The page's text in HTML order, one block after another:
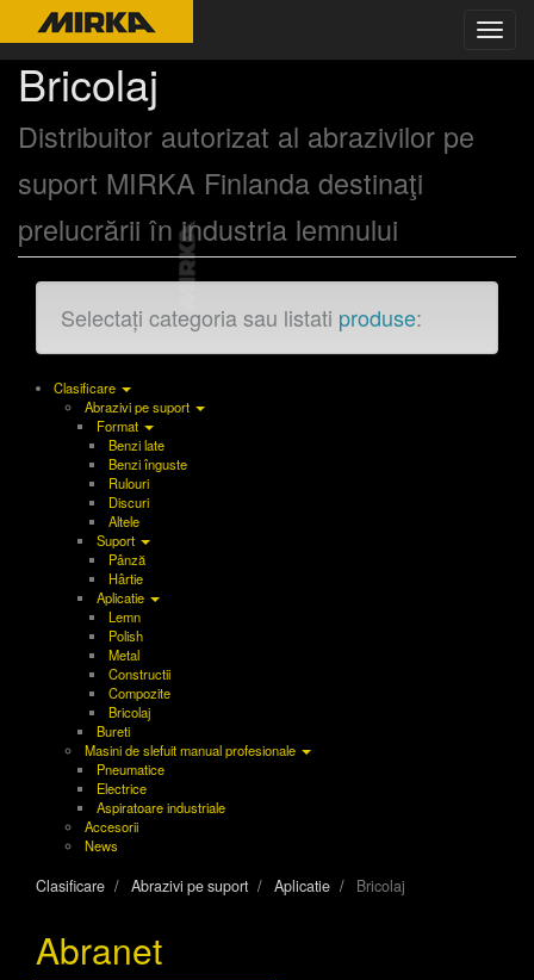
Bricolaj
Distribuitor autorizat al abrazivilor pe
suport MIRKA Finlanda destinaţi
prelucrării în industria lemnului
Selectați categoria sau listati produse:
Clasificare
Abrazivi pe suport
Format
Benzi late
Benzi înguste
Rulouri
Discuri
Altele
Suport
Pânză
Hârtie
Aplicatie
Lemn
Polish
Metal
Constructii
Compozite
Bricolaj
Bureti
Masini de slefuit manual profesionale
Pneumatice
Electrice
Aspiratoare industriale
Accesorii
News
Clasificare Abrazivi pe suport Aplicatie Bricolaj
Abranet